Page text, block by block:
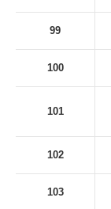
99
100
101
102
103